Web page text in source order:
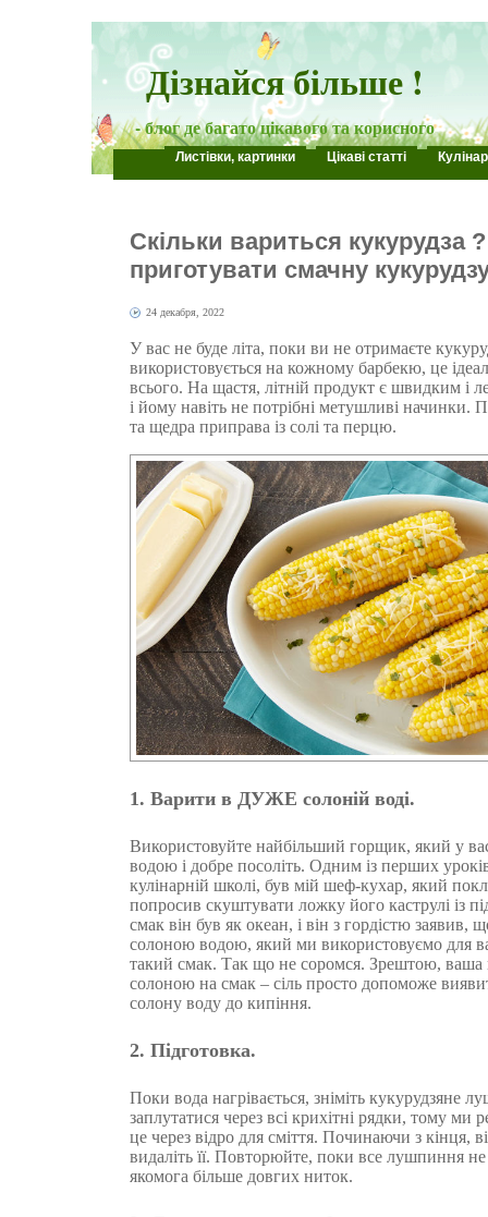
Дізнайся більше !
- блог де багато цікавого та корисного
Листівки, картинки Цікаві статті
Скільки вариться кукурудза
приготувати смачну
24 декабря, 2022
У вас не буде літа, поки ви не отримаєте
використовується на кожному барбекю, це
всього. На щастя, літній продукт є швидким і
і йому навіть не потрібні метушливі начинки.
та щедра приправа із солі та перцю.
1. Варити в ДУЖЕ солоній воді.
Використовуйте найбільший горщик, який у
водою і добре посоліть. Одним із перших
кулінарній школі, був мій шеф-кухар, який
попросив скуштувати ложку його каструлі із
смак він був як океан, і він з гордістю заявив,
солоною водою, який ми використовуємо для
такий смак. Так що не соромся. Зрештою, ваша
солоною на смак – сіль просто допоможе
солону воду до кипіння.
2. Підготовка.
Поки вода нагрівається, зніміть кукурудзяне
заплутатися через всі крихітні рядки, тому ми
це через відро для сміття. Починаючи з кінця,
видаліть її. Повторюйте, поки все лушпиння
якомога більше довгих ниток.